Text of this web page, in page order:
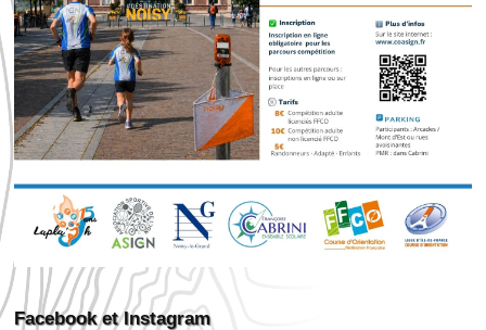
Facebook et Instagram